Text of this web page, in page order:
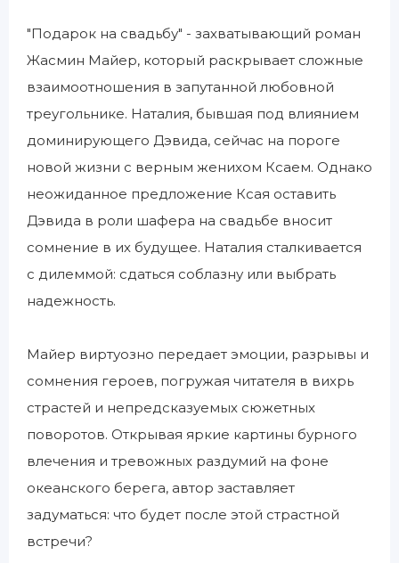
"Подарок на свадьбу" - захватывающий роман
Жасмин Майер, который раскрывает сложные
взаимоотношения в запутанной любовной
треугольнике. Наталия, бывшая под влиянием
доминирующего Дэвида, сейчас на пороге
новой жизни с верным женихом Ксаем. Однако
неожиданное предложение Ксая оставить
Дэвида в роли шафера на свадьбе вносит
сомнение в их будущее. Наталия сталкивается
с дилеммой: сдаться соблазну или выбрать
надежность.
Майер виртуозно передает эмоции, разрывы и
сомнения героев, погружая читателя в вихрь
страстей и непредсказуемых сюжетных
поворотов. Открывая яркие картины бурного
влечения и тревожных раздумий на фоне
океанского берега, автор заставляет
задуматься: что будет после этой страстной
встречи?